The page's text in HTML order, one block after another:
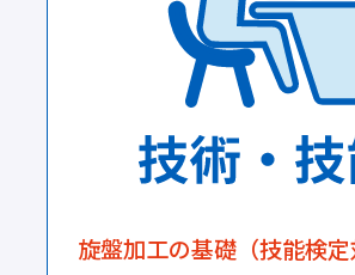
旋盤加工の基礎（技能検定